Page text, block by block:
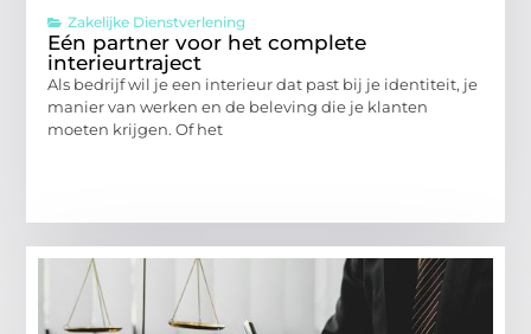
Zakelijke Dienstverlening
Eén partner voor het complete
interieurtraject
Als bedrijf wil je een interieur dat past bij je identiteit, je
manier van werken en de beleving die je klanten
moeten krijgen. Of het